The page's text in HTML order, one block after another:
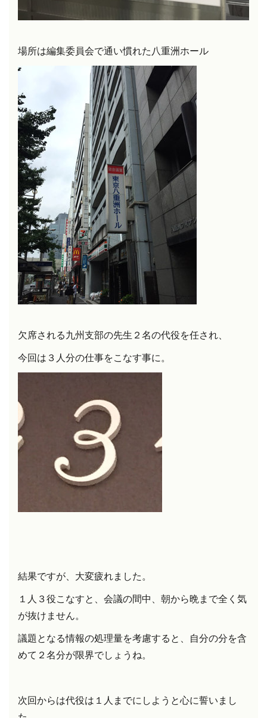
場所は編集委員会で通い慣れた八重洲ホール
欠席される九州支部の先生２名の代役を任され、
今回は３人分の仕事をこなす事に。
結果ですが、大変疲れました。
１人３役こなすと、会議の間中、朝から晩まで全く気
が抜けません。
議題となる情報の処理量を考慮すると、自分の分を含
めて２名分が限界でしょうね。
次回からは代役は１人までにしようと心に誓いまし